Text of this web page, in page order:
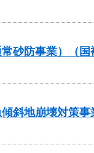
砂防事業）（
斜地崩壊対策